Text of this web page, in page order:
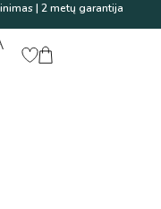
| 2 metų garantija